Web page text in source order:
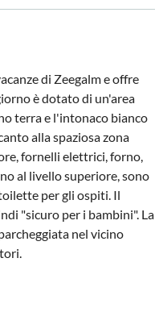
di Zeegalm e offre
è dotato di un'area
terra e l'intonaco bianco
alla spaziosa zona
fornelli elettrici, forno,
al livello superiore, sono
per gli ospiti. Il
"sicuro per i bambini". La
nel vicino